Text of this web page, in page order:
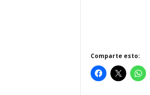
Comparte esto: